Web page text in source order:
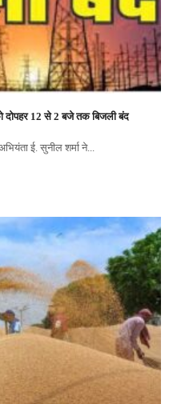
दोपहर 12 से 2 बजे तक बिजली बंद
ई. सुनील शर्मा ने...